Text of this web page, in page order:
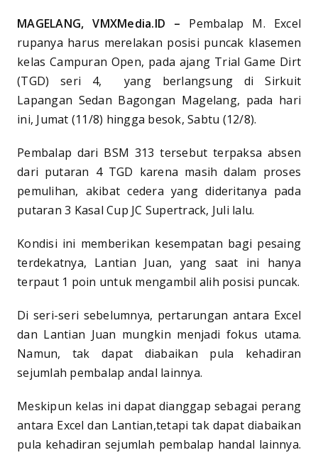
MAGELANG, VMXMedia.ID – Pembalap M. Excel
rupanya harus merelakan posisi puncak klasemen
kelas Campuran Open, pada ajang Trial Game Dirt
(TGD) seri 4, yang berlangsung di Sirkuit
Lapangan Sedan Bagongan Magelang, pada hari
ini, Jumat (11/8) hingga besok, Sabtu (12/8).
Pembalap dari BSM 313 tersebut terpaksa absen
dari putaran 4 TGD karena masih dalam proses
pemulihan, akibat cedera yang dideritanya pada
putaran 3 Kasal Cup JC Supertrack, Juli lalu.
Kondisi ini memberikan kesempatan bagi pesaing
terdekatnya, Lantian Juan, yang saat ini hanya
terpaut 1 poin untuk mengambil alih posisi puncak.
Di seri-seri sebelumnya, pertarungan antara Excel
dan Lantian Juan mungkin menjadi fokus utama.
Namun, tak dapat diabaikan pula kehadiran
sejumlah pembalap andal lainnya.
Meskipun kelas ini dapat dianggap sebagai perang
antara Excel dan Lantian,tetapi tak dapat diabaikan
pula kehadiran sejumlah pembalap handal lainnya.